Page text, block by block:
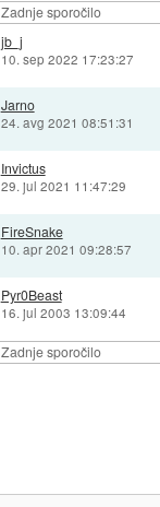
Zadnje sporočilo
Zadnje sporočilo
jb_j
10. sep 2022 17:23:27
Jarno
24. avg 2021 08:51:31
Invictus
29. jul 2021 11:47:29
FireSnake
10. apr 2021 09:28:57
Pyr0Beast
16. jul 2003 13:09:44